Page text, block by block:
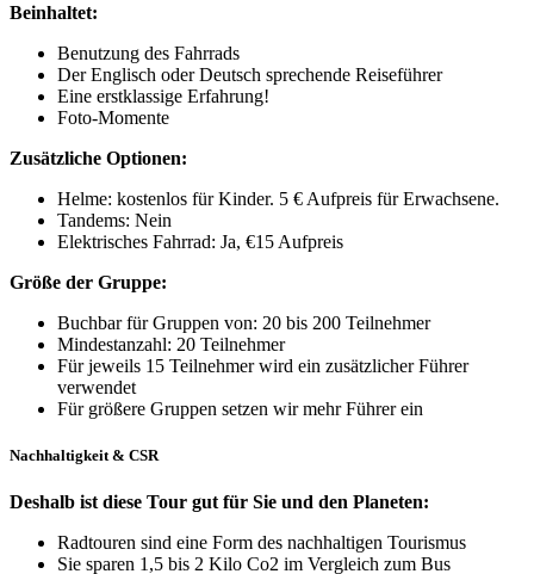
Beinhaltet:
Benutzung des Fahrrads
Der Englisch oder Deutsch sprechende Reiseführer
Eine erstklassige Erfahrung!
Foto-Momente
Zusätzliche Optionen:
Helme: kostenlos für Kinder. 5 € Aufpreis für Erwachsene.
Tandems: Nein
Elektrisches Fahrrad: Ja, €15 Aufpreis
Größe der Gruppe:
Buchbar für Gruppen von: 20 bis 200 Teilnehmer
Mindestanzahl: 20 Teilnehmer
Für jeweils 15 Teilnehmer wird ein zusätzlicher Führer
verwendet
Für größere Gruppen setzen wir mehr Führer ein
Nachhaltigkeit & CSR
Deshalb ist diese Tour gut für Sie und den Planeten:
Radtouren sind eine Form des nachhaltigen Tourismus
Sie sparen 1,5 bis 2 Kilo Co2 im Vergleich zum Bus